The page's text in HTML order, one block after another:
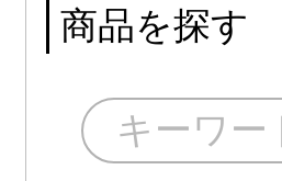
商品を探す